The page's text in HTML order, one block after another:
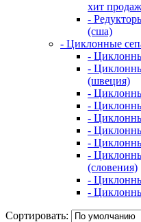
хит продаж
-
(сша)
- Циклонные
-
-
(швеция)
-
-
-
-
-
-
(словения)
-
-
Сортировать: